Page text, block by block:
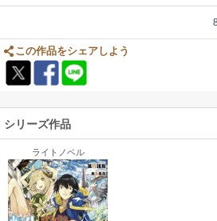
一本の線になっていくような、今までにな
この作品をシェアしよう
シリーズ作品
ライトノベル